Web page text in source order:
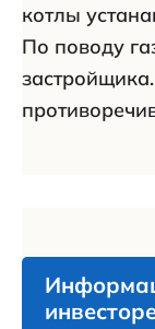
котлы
По поводу